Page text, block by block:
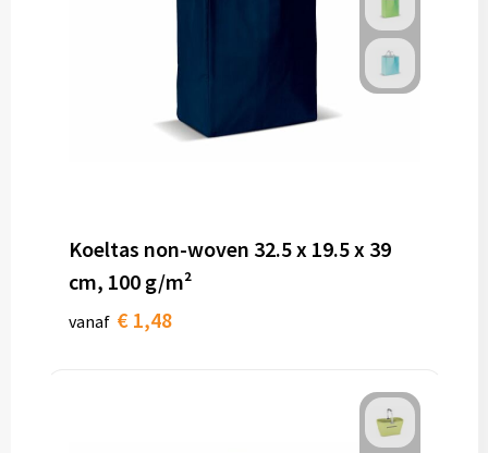
Koeltas non-woven 32.5 x 19.5 x 39
cm, 100 g/m²
vanaf € 1,48